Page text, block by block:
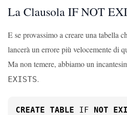
La Clausola IF NOT
E se provassimo a creare una tabella
lancerà un errore più velocemente di
Ma non temere, abbiamo un
EXISTS.
CREATE TABLE IF NOT